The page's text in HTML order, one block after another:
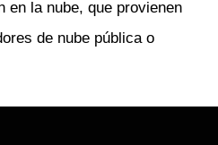
en la nube, que provienen
de nube pública o